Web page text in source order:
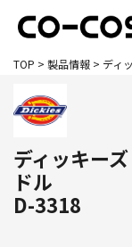
TOP > 製品情報 > ディ
ディッキー
ドル
D-3318